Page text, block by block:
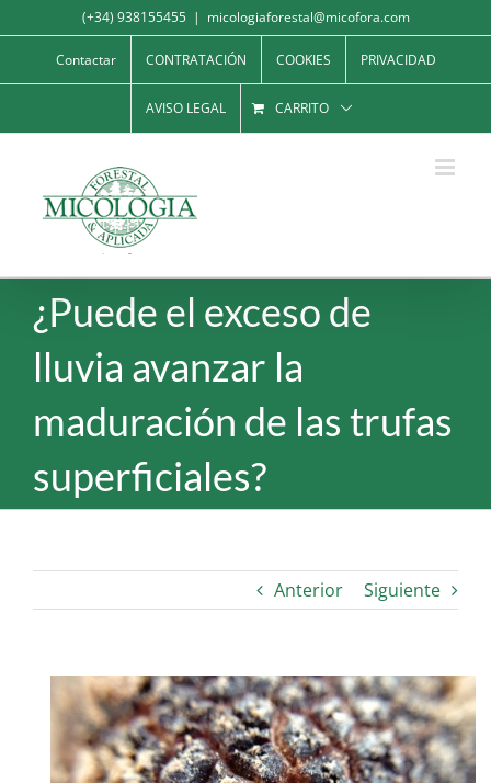
al
contenido
(+34) 938155455 | micologiaforestal@micofora.com
Contactar CONTRATACIÓN COOKIES PRIVACIDAD
AVISO LEGAL CARRITO
¿Puede el exceso de
lluvia avanzar la
maduración de las trufas
superficiales?
Anterior Siguiente